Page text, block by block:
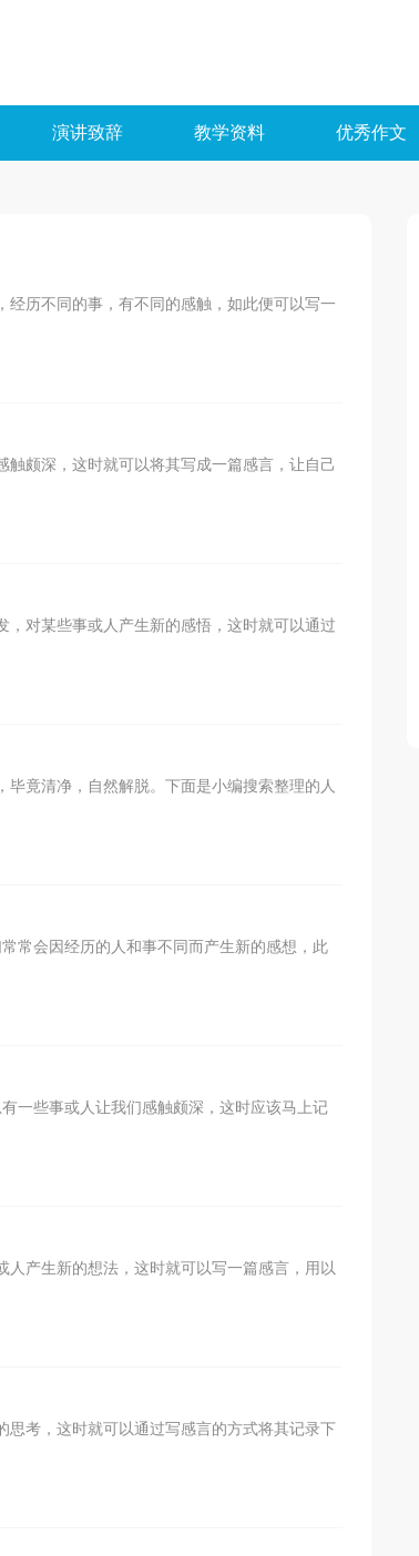
演讲致辞 教学资料 优秀作文
历不同的事，有不同的感触，如此便可以写一
颇深，这时就可以将其写成一篇感言，让自己
对某些事或人产生新的感悟，这时就可以通过
竟清净，自然解脱。下面是小编搜索整理的人
常会因经历的人和事不同而产生新的感想，此
一些事或人让我们感触颇深，这时应该马上记
产生新的想法，这时就可以写一篇感言，用以
考，这时就可以通过写感言的方式将其记录下